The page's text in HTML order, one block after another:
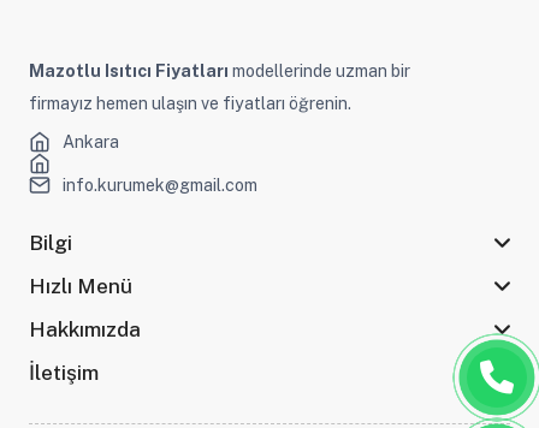
Mazotlu Isıtıcı Fiyatları modellerinde uzman bir
firmayız hemen ulaşın ve fiyatları öğrenin.
Ankara
info.kurumek@gmail.com
Bilgi
Hızlı Menü
Hakkımızda
İletişim